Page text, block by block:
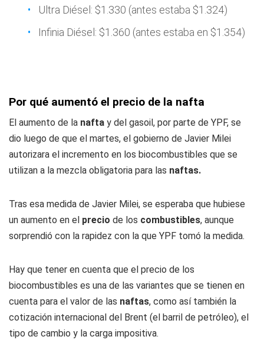
Ultra Diésel: $1.330 (antes estaba $1.324)
Infinia Diésel: $1.360 (antes estaba en $1.354)
Por qué aumentó el precio de la nafta
El aumento de la nafta y del gasoil, por parte de YPF, se
dio luego de que el martes, el gobierno de Javier Milei
autorizara el incremento en los biocombustibles que se
utilizan a la mezcla obligatoria para las naftas.
Tras esa medida de Javier Milei, se esperaba que hubiese
un aumento en el precio de los combustibles, aunque
sorprendió con la rapidez con la que YPF tomó la medida.
Hay que tener en cuenta que el precio de los
biocombustibles es una de las variantes que se tienen en
cuenta para el valor de las naftas, como así también la
cotización internacional del Brent (el barril de petróleo), el
tipo de cambio y la carga impositiva.